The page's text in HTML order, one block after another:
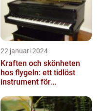
22 januari 2024
Kraften och skönheten
hos flygeln: ett tidlöst
instrument för